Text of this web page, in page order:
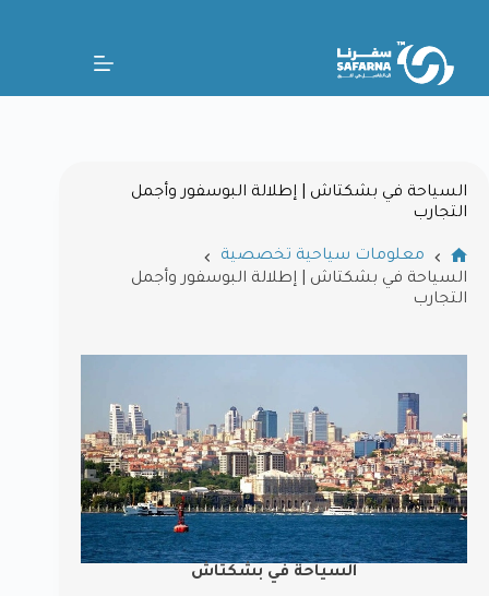
السياحة في بشكتاش | إطلالة البوسفور وأجمل
التجارب
معلومات سياحية تخصصية
السياحة في بشكتاش | إطلالة البوسفور وأجمل
التجارب
السياحة في بشكتاش